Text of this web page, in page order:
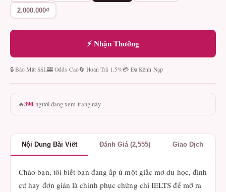
2.000.000₫
⚡ Nhận Thưởng
🔒 Bảo Mật SSL🎰 Odds Cao🔄 Hoàn Trả 1.5%💳 Đa Kênh Nạp
🔥390 người đang xem trang này
Nội Dung Bài Viết Đánh Giá (2,555) Giao Dịch
Chào bạn, tôi biết bạn đang ấp ủ một giấc mơ du học, định
cư hay đơn giản là chinh phục chứng chỉ IELTS để mở ra